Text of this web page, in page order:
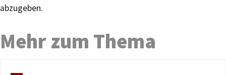
abzugeben.
Mehr zum Thema